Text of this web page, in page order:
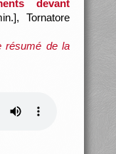
devant
Tornatore
résumé de la